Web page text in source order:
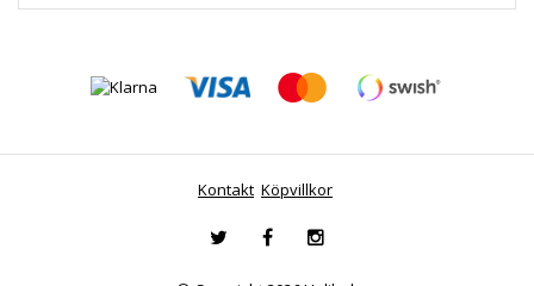
Kontakt Köpvillkor